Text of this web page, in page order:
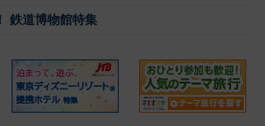
鉄道博物館特集